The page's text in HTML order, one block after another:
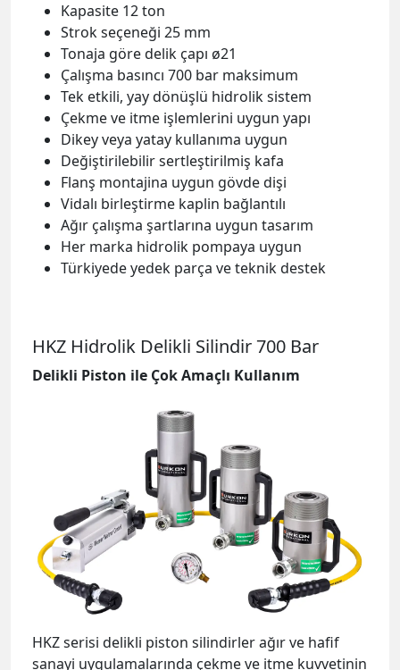
Kapasite 12 ton
Strok seçeneği 25 mm
Tonaja göre delik çapı ø21
Çalışma basıncı 700 bar maksimum
Tek etkili, yay dönüşlü hidrolik sistem
Çekme ve itme işlemlerini uygun yapı
Dikey veya yatay kullanıma uygun
Değiştirilebilir sertleştirilmiş kafa
Flanş montajina uygun gövde dişi
Vidalı birleştirme kaplin bağlantılı
Ağır çalışma şartlarına uygun tasarım
Her marka hidrolik pompaya uygun
Türkiyede yedek parça ve teknik destek
HKZ Hidrolik Delikli Silindir 700 Bar
Delikli Piston ile Çok Amaçlı Kullanım
HKZ serisi delikli piston silindirler ağır ve hafif
sanayi uygulamalarında çekme ve itme kuvvetinin